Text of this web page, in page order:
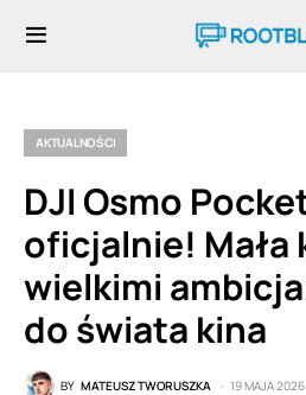
AKTUALNOŚCI
DJI Osmo
oficjalnie! Mała
wielkimi
do świata kina
BY MATEUSZ TWORUSZKA 19 MAJA 2026